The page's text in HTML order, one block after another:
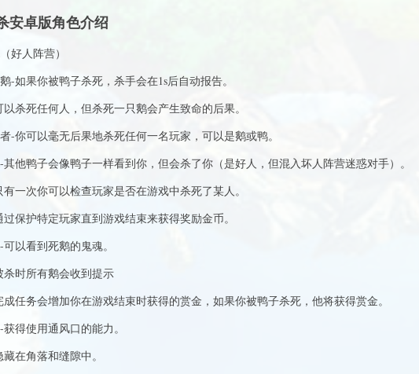
安卓版角色介绍
好人阵营）
-如果你被鸭子杀死，杀手会在1s后自动报告。
杀死任何人，但杀死一只鹅会产生致命的后果。
-你可以毫无后果地杀死任何一名玩家，可以是鹅或鸭。
他鸭子会像鸭子一样看到你，但会杀了你（是好人，但混入坏人阵营迷惑对手）。
一次你可以检查玩家是否在游戏中杀死了某人。
保护特定玩家直到游戏结束来获得奖励金币。
以看到死鹅的鬼魂。
杀时所有鹅会收到提示
成任务会增加你在游戏结束时获得的赏金，如果你被鸭子杀死，他将获得赏金。
得使用通风口的能力。
在角落和缝隙中。